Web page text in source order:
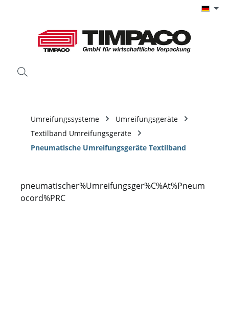
Umreifungssysteme
Umreifungsgeräte
Textilband Umreifungsgeräte
Pneumatische Umreifungsgeräte Textilband